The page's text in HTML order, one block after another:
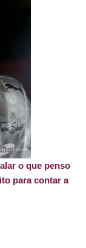
o que penso
para contar a